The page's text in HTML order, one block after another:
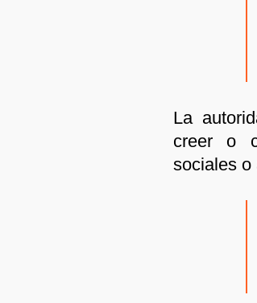
La
creer o
sociales o